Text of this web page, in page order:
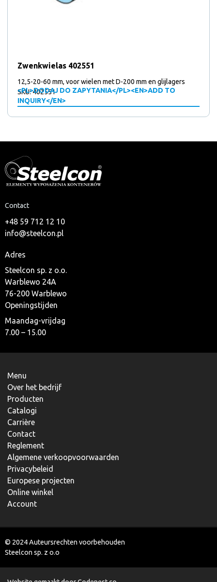
Zwenkwielas 402551
12,5-20-60 mm, voor wielen met D-200 mm en glijlagers
<PL>DODAJ DO ZAPYTANIA</PL><EN>ADD TO
INQUIRY</EN>
SKU: 402551
Contact
+48 59 712 12 10
info@steelcon.pl
Adres
Steelcon sp. z o.o.
Warblewo 24A
76-200 Warblewo
Openingstijden
Maandag-vrijdag
7.00 – 15.00
Menu
Over het bedrijf
Producten
Catalogi
Carrière
Contact
Reglement
Algemene verkoopvoorwaarden
Privacybeleid
Europese projecten
Online winkel
Account
© 2024 Auteursrechten voorbehouden
Steelcon sp. z o.o